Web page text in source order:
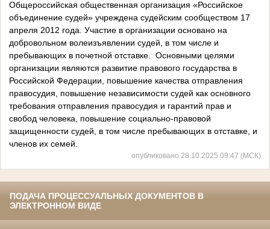
Общероссийская общественная организация «Российское
объединение судей» учреждена судейским сообществом 17
апреля 2012 года. Участие в организации основано на
добровольном волеизъявлении судей, в том числе и
пребывающих в почетной отставке. Основными целями
организации являются развитие правового государства в
Российской Федерации, повышение качества отправления
правосудия, повышение независимости судей как основного
требования отправления правосудия и гарантий прав и
свобод человека, повышение социально-правовой
защищенности судей, в том числе пребывающих в отставке, и
членов их семей.
опубликовано 28.10.2025 09:47 (МСК)
ПОДАЧА ПРОЦЕССУАЛЬНЫХ ДОКУМЕНТОВ В
ЭЛЕКТРОННОМ ВИДЕ